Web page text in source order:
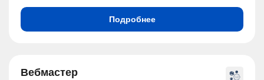
Подробнее
Вебмастер